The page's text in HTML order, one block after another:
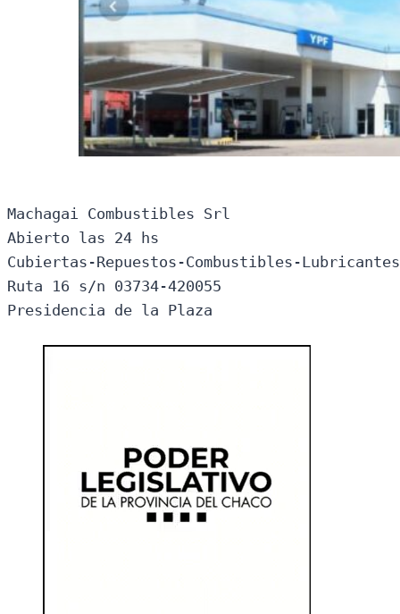
Machagai Combustibles Srl
Abierto las 24 hs
Cubiertas-Repuestos-Combustibles-
Ruta 16 s/n 03734-420055
Presidencia de la Plaza